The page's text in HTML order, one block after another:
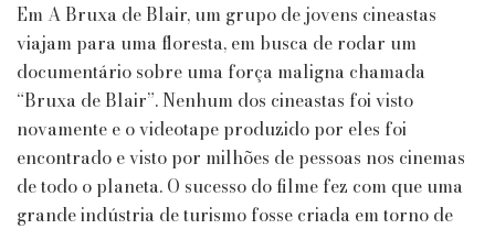
Em A Bruxa de Blair, um grupo de jovens cineastas
viajam para uma floresta, em busca de rodar um
documentário sobre uma força maligna chamada
“Bruxa de Blair”. Nenhum dos cineastas foi visto
novamente e o videotape produzido por eles foi
encontrado e visto por milhões de pessoas nos cinemas
de todo o planeta. O sucesso do filme fez com que uma
grande indústria de turismo fosse criada em torno de